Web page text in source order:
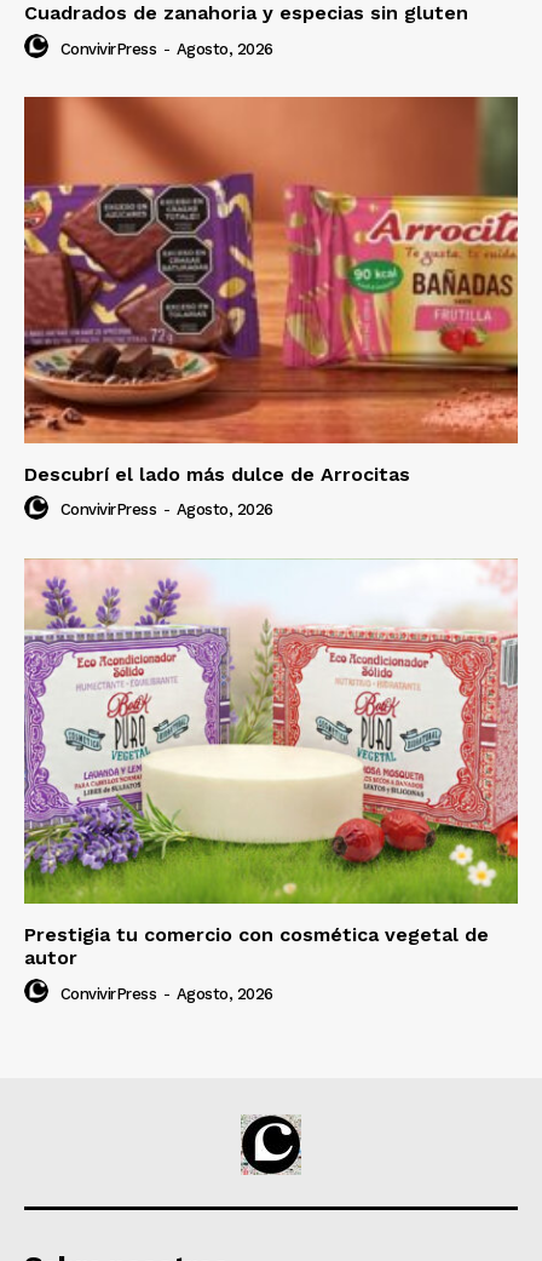
Cuadrados de zanahoria y especias sin gluten
ConvivirPress - Agosto, 2026
Descubrí el lado más dulce de Arrocitas
ConvivirPress - Agosto, 2026
Prestigia tu comercio con cosmética vegetal de
autor
ConvivirPress - Agosto, 2026